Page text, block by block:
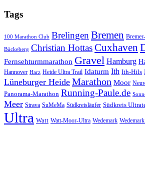
Tags
100 Marathon Club BrelingenBremen
Bückeberg Christian HottasCuxhaven
Fernsehturmmarathon Gravel Hamburg
Hannover Harz Heide Ultra Trail Idaturm Ith Ith-Hils
Lüneburger Heide Marathon Moor
Panorama-Marathon Running-Paule.de
Meer Strava SuMeMa Südkreisläufer Südkreis
Ultra Watt Watt-Moor-Ultra Wedemark